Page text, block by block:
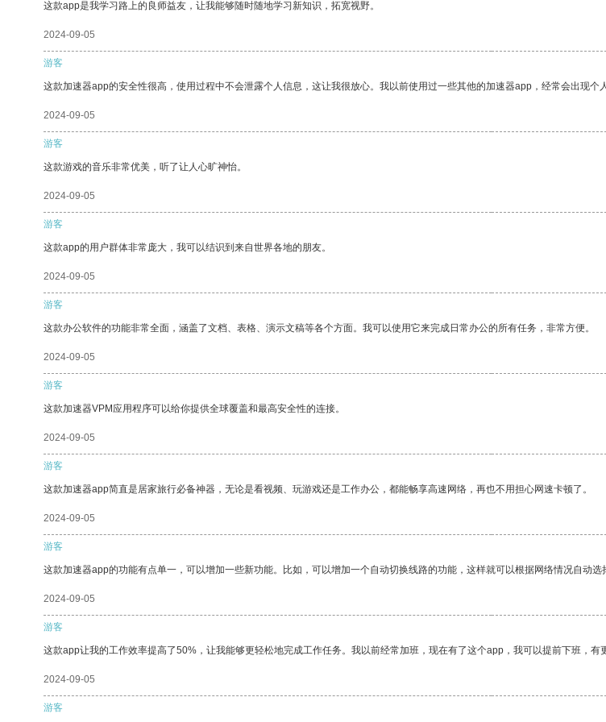
这款app是我学习路上的良师益友，让我能够随时随地学习新知识，拓宽视野。
2024-09-05
游客
这款加速器app的安全性很高，使用过程中不会泄露个人信息，这让我很放心。我以前使用过一些其他的加速器app，经常会出现个
2024-09-05
游客
这款游戏的音乐非常优美，听了让人心旷神怡。
2024-09-05
游客
这款app的用户群体非常庞大，我可以结识到来自世界各地的朋友。
2024-09-05
游客
这款办公软件的功能非常全面，涵盖了文档、表格、演示文稿等各个方面。我可以使用它来完成日常办公的所有任务，非常方便。
2024-09-05
游客
这款加速器VPM应用程序可以给你提供全球覆盖和最高安全性的连接。
2024-09-05
游客
这款加速器app简直是居家旅行必备神器，无论是看视频、玩游戏还是工作办公，都能畅享高速网络，再也不用担心网速卡顿了。
2024-09-05
游客
这款加速器app的功能有点单一，可以增加一些新功能。比如，可以增加一个自动切换线路的功能，这样就可以根据网络情况自动选
2024-09-05
游客
这款app让我的工作效率提高了50%，让我能够更轻松地完成工作任务。我以前经常加班，现在有了这个app，我可以提前下班，有
2024-09-05
游客